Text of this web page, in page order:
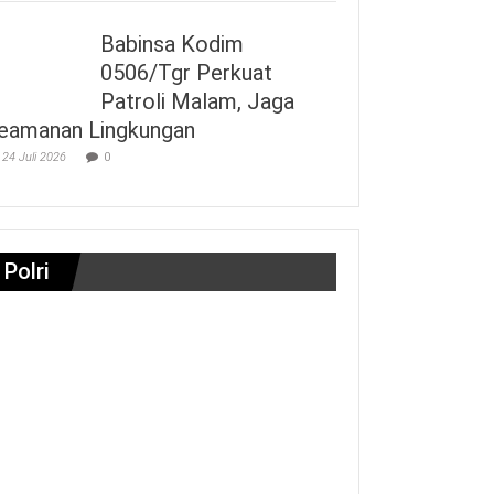
Babinsa Kodim
0506/Tgr Perkuat
Patroli Malam, Jaga
Lingkungan
24 Juli 2026 0
Polri